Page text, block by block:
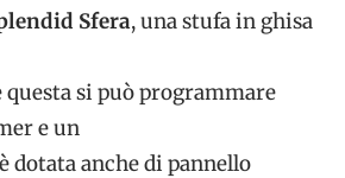
Sfera, una stufa in ghisa
questa si può programmare
e un
dotata anche di pannello